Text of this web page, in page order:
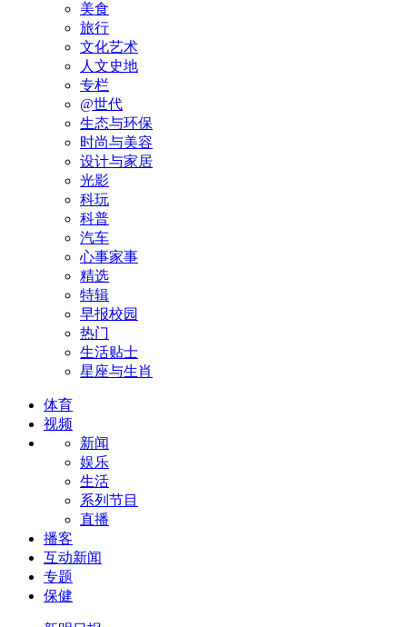
美食
旅行
文化艺术
人文史地
专栏
@世代
生态与环保
时尚与美容
设计与家居
光影
科玩
科普
汽车
心事家事
精选
特辑
早报校园
热门
生活贴士
星座与生肖
体育
视频
新闻
娱乐
生活
系列节目
直播
播客
互动新闻
专题
保健